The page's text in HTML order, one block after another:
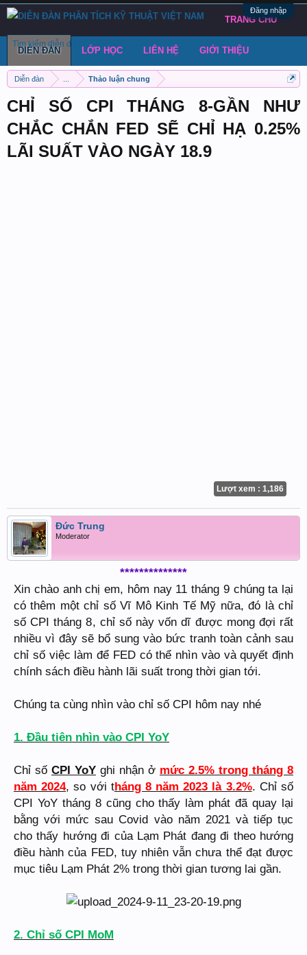
Đăng nhập
Diễn đàn Thảo luận chung
CHỈ SỐ CPI THÁNG 8-GẦN NHƯ
CHẮC CHẮN FED SẼ CHỈ HẠ 0.25%
LÃI SUẤT VÀO NGÀY 18.9
Lượt xem : 1,186
Đức Trung
Moderator
**************
Xin chào anh chị em, hôm nay 11 tháng 9 chúng ta lại
có thêm một chỉ số Vĩ Mô Kinh Tế Mỹ nữa, đó là chỉ
số CPI tháng 8, chỉ số này vốn dĩ được mong đợi rất
nhiều vì đây sẽ bổ sung vào bức tranh toàn cảnh sau
chỉ số việc làm để FED có thể nhìn vào và quyết định
chính sách điều hành lãi suất trong thời gian tới.
Chúng ta cùng nhìn vào chỉ số CPI hôm nay nhé
1. Đầu tiên nhìn vào CPI YoY
Chỉ số CPI YoY ghi nhận ở mức 2.5% trong tháng 8
năm 2024, so với tháng 8 năm 2023 là 3.2%. Chỉ số
CPI YoY tháng 8 cũng cho thấy làm phát đã quay lại
bằng với mức sau Covid vào năm 2021 và tiếp tục
cho thấy hướng đi của Lạm Phát đang đi theo hướng
điều hành của FED, tuy nhiên vẫn chưa thể đạt được
mục tiêu Lạm Phát 2% trong thời gian tương lai gần.
2. Chỉ số CPI MoM
TRANG CHỦ
DIỄN ĐÀN
Tìm kiếm diễn đàn Bài viết gần đây Đăng chủ đề
LỚP HỌC LIÊN HỆ GIỚI THIỆU